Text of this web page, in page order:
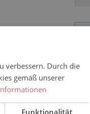
verbessern. Durch die
gemäß unserer
Funktionalität